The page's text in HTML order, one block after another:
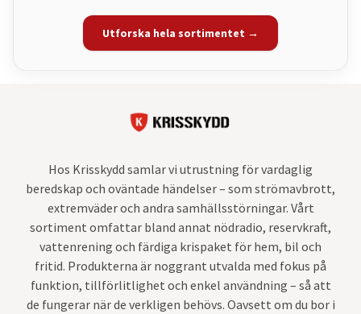
Utforska hela sortimentet →
Hos Krisskydd samlar vi utrustning för vardaglig
beredskap och oväntade händelser – som strömavbrott,
extremväder och andra samhällsstörningar. Vårt
sortiment omfattar bland annat nödradio, reservkraft,
vattenrening och färdiga krispaket för hem, bil och
fritid. Produkterna är noggrant utvalda med fokus på
funktion, tillförlitlighet och enkel användning – så att
de fungerar när de verkligen behövs. Oavsett om du bor i